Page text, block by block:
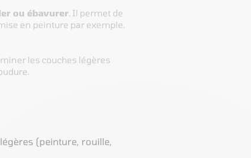
ou ébavurer . Il permet de
en peinture par exemple.
les couches légères
(peinture, rouille,